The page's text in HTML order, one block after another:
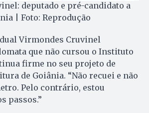
deputado e pré-candidato a
| Foto: Reprodução
Virmondes Cruvinel
que não cursou o Instituto
firme no seu projeto de
de Goiânia. “Não recuei e não
Pelo contrário, estou
passos.”